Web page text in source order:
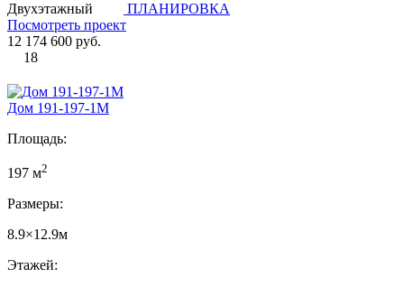
Двухэтажный
ПЛАНИРОВКА
Посмотреть проект
12 174 600 руб.
18
Дом 191-197-1М
Площадь:
197 м2
Размеры:
8.9×12.9м
Этажей: